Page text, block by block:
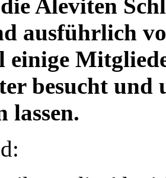
Aleviten
ausführlich
einige
besucht
lassen.